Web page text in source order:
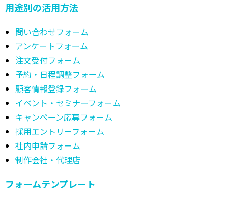
用途別の活用方法
問い合わせフォーム
アンケートフォーム
注文受付フォーム
予約・日程調整フォーム
顧客情報登録フォーム
イベント・セミナーフォーム
キャンペーン応募フォーム
採用エントリーフォーム
社内申請フォーム
制作会社・代理店
フォームテンプレート